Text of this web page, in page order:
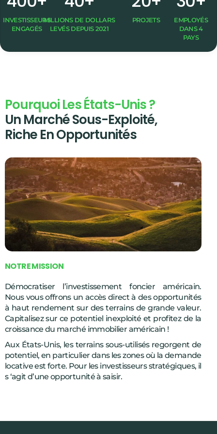
INVESTISSEURS
ENGAGÉS
MILLIONS DE DOLLARS
LEVÉS DEPUIS 2021
PROJETS
EMPLOYÉS
DANS 4
PAYS
Pourquoi Les États-Unis ?
Un Marché Sous-Exploité,
Riche En Opportunités
NOTREMISSION
Démocratiser l’investissement foncier américain.
Nous vous offrons un accès direct à des opportunités
à haut rendement sur des terrains de grande valeur.
Capitalisez sur ce potentiel inexploité et profitez de la
croissance du marché immobilier américain !
Aux États-Unis, les terrains sous-utilisés regorgent de
potentiel, en particulier dans les zones où la demande
locative est forte. Pour les investisseurs stratégiques, il
s ‘agit d’une opportunité à saisir.